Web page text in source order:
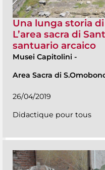
Una lunga storia
L’area sacra di
santuario arcaico
Musei Capitolini -
Area Sacra di
26/04/2019
Didactique pour tous